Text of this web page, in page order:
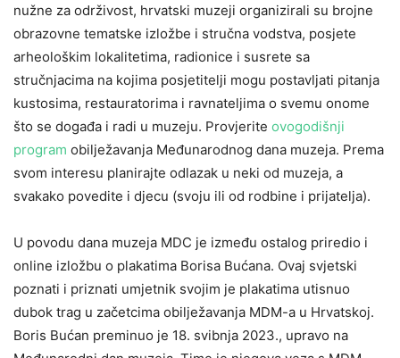
nužne za održivost, hrvatski muzeji organizirali su brojne
obrazovne tematske izložbe i stručna vodstva, posjete
arheološkim lokalitetima, radionice i susrete sa
stručnjacima na kojima posjetitelji mogu postavljati pitanja
kustosima, restauratorima i ravnateljima o svemu onome
što se događa i radi u muzeju. Provjerite ovogodišnji
program obilježavanja Međunarodnog dana muzeja. Prema
svom interesu planirajte odlazak u neki od muzeja, a
svakako povedite i djecu (svoju ili od rodbine i prijatelja).
U povodu dana muzeja MDC je između ostalog priredio i
online izložbu o plakatima Borisa Bućana. Ovaj svjetski
poznati i priznati umjetnik svojim je plakatima utisnuo
dubok trag u začetcima obilježavanja MDM-a u Hrvatskoj.
Boris Bućan preminuo je 18. svibnja 2023., upravo na